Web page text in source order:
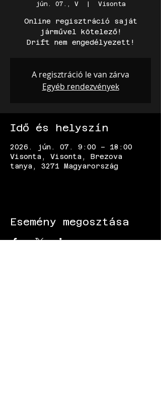
jún. 07., V
  |
Visonta
Online regisztráció saját
járművel kötelező!
Drift nem engedélyezett!
A regisztráció le van zárva
Egyéb rendezvények
Idő és helyszín
2026. jún. 07. 9:00 – 18:00
Visonta, Visonta, Brezova
tanya, 3271 Magyarország
Esemény megosztása